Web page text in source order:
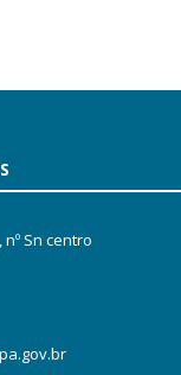
Sn centro